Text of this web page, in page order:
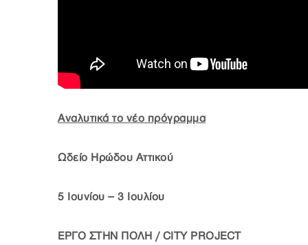
Αναλυτικά το νέο πρόγραμμα
Ωδείο Ηρώδου Αττικού
5 Ιουνίου – 3 Ιουλίου
ΕΡΓΟ ΣΤΗΝ ΠΟΛΗ / CITY PROJECT